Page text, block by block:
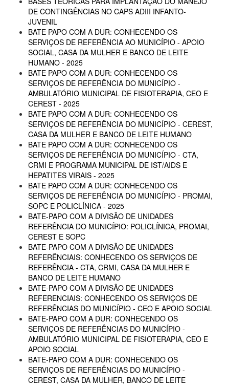
DE CONTINGÊNCIAS NO CAPS ADIII INFANTO-
JUVENIL
BATE PAPO COM A DUR: CONHECENDO OS
SERVIÇOS DE REFERÊNCIA AO MUNICÍPIO - APOIO
SOCIAL, CASA DA MULHER E BANCO DE LEITE
HUMANO - 2025
BATE PAPO COM A DUR: CONHECENDO OS
SERVIÇOS DE REFERÊNCIA DO MUNICÍPIO -
AMBULATÓRIO MUNICIPAL DE FISIOTERAPIA, CEO E
CEREST - 2025
BATE PAPO COM A DUR: CONHECENDO OS
SERVIÇOS DE REFERÊNCIA DO MUNICÍPIO - CEREST,
CASA DA MULHER E BANCO DE LEITE HUMANO
BATE PAPO COM A DUR: CONHECENDO OS
SERVIÇOS DE REFERÊNCIA DO MUNICÍPIO - CTA,
CRMI E PROGRAMA MUNICIPAL DE IST/AIDS E
HEPATITES VIRAIS - 2025
BATE PAPO COM A DUR: CONHECENDO OS
SERVIÇOS DE REFERÊNCIA DO MUNICÍPIO - PROMAI,
SOPC E POLICLÍNICA - 2025
BATE-PAPO COM A DIVISÃO DE UNIDADES
REFERÊNCIA DO MUNICÍPIO: POLICLÍNICA, PROMAI,
CEREST E SOPC
BATE-PAPO COM A DIVISÃO DE UNIDADES
REFERÊNCIAIS: CONHECENDO OS SERVIÇOS DE
REFERÊNCIA - CTA, CRMI, CASA DA MULHER E
BANCO DE LEITE HUMANO
BATE-PAPO COM A DIVISÃO DE UNIDADES
REFERENCIAIS: CONHECENDO OS SERVIÇOS DE
REFERÊNCIAS DO MUNICÍPIO - CEO E APOIO SOCIAL
BATE-PAPO COM A DUR: CONHECENDO OS
SERVIÇOS DE REFERÊNCIAS DO MUNICÍPIO -
AMBULATÓRIO MUNICIPAL DE FISIOTERAPIA, CEO E
APOIO SOCIAL
BATE-PAPO COM A DUR: CONHECENDO OS
SERVIÇOS DE REFERÊNCIAS DO MUNICÍPIO -
CEREST, CASA DA MULHER, BANCO DE LEITE